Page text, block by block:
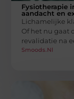
Fysiotherapie
aandacht en
Lichamelijke
Of het nu gaat
revalidatie na
Smoods.nl